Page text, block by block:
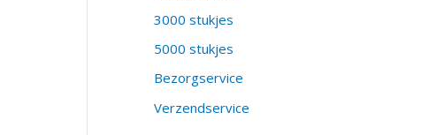
3000 stukjes
5000 stukjes
Bezorgservice
Verzendservice